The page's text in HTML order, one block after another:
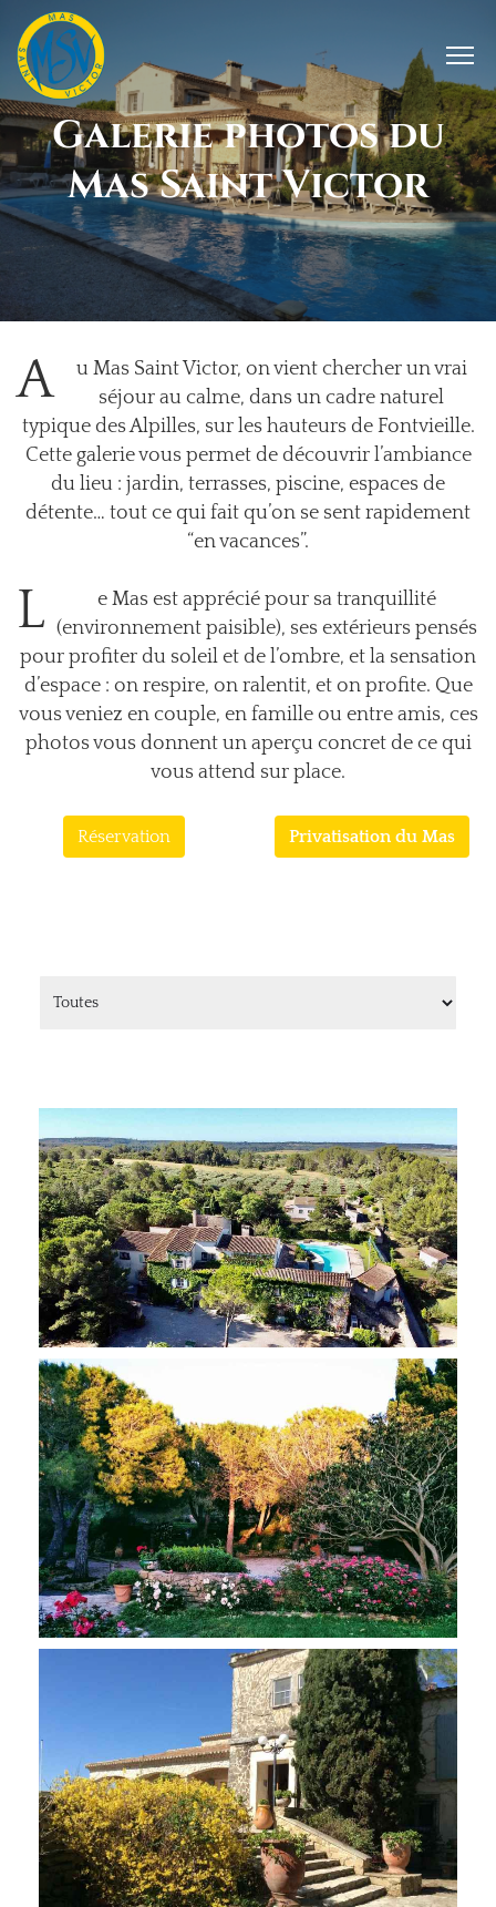
Galerie photos du
Mas Saint Victor
A
u Mas Saint Victor, on vient chercher un vrai
séjour au calme, dans un cadre naturel
typique des Alpilles, sur les hauteurs de Fontvieille.
Cette galerie vous permet de découvrir l’ambiance
du lieu : jardin, terrasses, piscine, espaces de
détente… tout ce qui fait qu’on se sent rapidement
“en vacances”.
L
e Mas est apprécié pour sa tranquillité
(environnement paisible), ses extérieurs pensés
pour profiter du soleil et de l’ombre, et la sensation
d’espace : on respire, on ralentit, et on profite. Que
vous veniez en couple, en famille ou entre amis, ces
photos vous donnent un aperçu concret de ce qui
vous attend sur place.
Réservation Privatisation du Mas